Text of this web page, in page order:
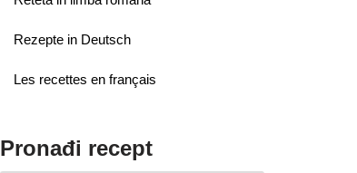
Rezepte in Deutsch
Les recettes en français
Pronađi recept